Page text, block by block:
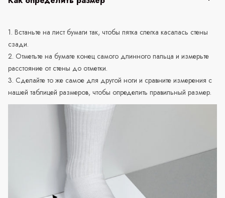
1. Встаньте на лист бумаги так, чтобы пятка слегка касалась стены
сзади.
2. Отметьте на бумаге конец самого длинного пальца и измерьте
расстояние от стены до отметки.
3. Сделайте то же самое для другой ноги и сравните измерения с
нашей таблицей размеров, чтобы определить правильный размер.